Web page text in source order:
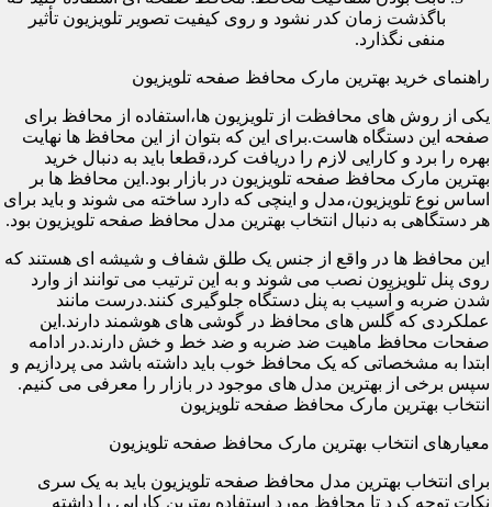
باگذشت زمان کدر نشود و روی کیفیت تصویر تلویزیون تأثیر
منفی نگذارد.
راهنمای خرید بهترین مارک محافظ صفحه تلویزیون
یکی از روش های محافظت از تلویزیون ها،استفاده از محافظ برای
صفحه این دستگاه هاست.برای این که بتوان از این محافظ ها نهایت
بهره را برد و کارایی لازم را دریافت کرد،قطعا باید به دنبال خرید
بهترین مارک محافظ صفحه تلویزیون در بازار بود.این محافظ ها بر
اساس نوع تلویزیون،مدل و اینچی که دارد ساخته می شوند و باید برای
هر دستگاهی به دنبال انتخاب بهترین مدل محافظ صفحه تلویزیون بود.
این محافظ ها در واقع از جنس یک طلق شفاف و شیشه ای هستند که
روی پنل تلویزیون نصب می شوند و به این ترتیب می توانند از وارد
شدن ضربه و آسیب به پنل دستگاه جلوگیری کنند.درست مانند
عملکردی که گلس های محافظ در گوشی های هوشمند دارند.این
صفحات محافظ ماهیت ضد ضربه و ضد خط و خش دارند.در ادامه
ابتدا به مشخصاتی که یک محافظ خوب باید داشته باشد می پردازیم و
سپس برخی از بهترین مدل های موجود در بازار را معرفی می کنیم.
انتخاب بهترین مارک محافظ صفحه تلویزیون
معیارهای انتخاب بهترین مارک محافظ صفحه تلویزیون
برای انتخاب بهترین مدل محافظ صفحه تلویزیون باید به یک سری
نکات توجه کرد تا محافظ مورد استفاده بهترین کارایی را داشته